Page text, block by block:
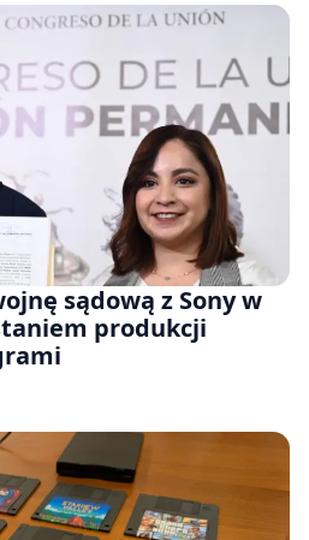
sądową z Sony w
produkcji